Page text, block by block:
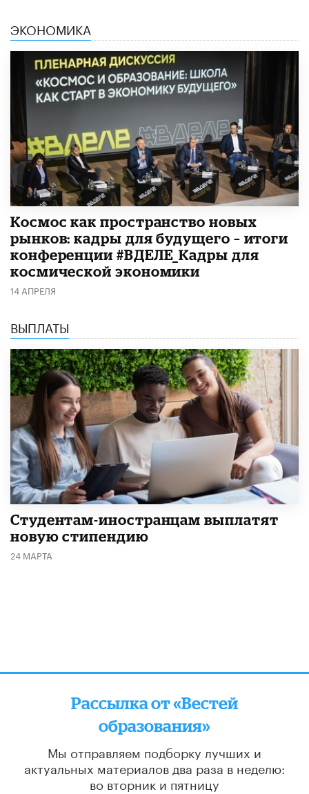
ЭКОНОМИКА
Космос как пространство новых
рынков: кадры для будущего – итоги
конференции #ВДЕЛЕ_Кадры для
космической экономики
14 АПРЕЛЯ
ВЫПЛАТЫ
Студентам-иностранцам выплатят
новую стипендию
24 МАРТА
Рассылка от «Вестей
образования»
Мы отправляем подборку лучших и
актуальных материалов два раза в неделю:
во вторник и пятницу